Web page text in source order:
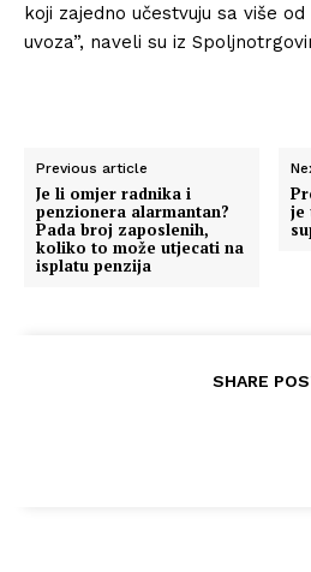
koji zajedno učestvuju sa više
uvoza”, naveli su iz
Previous article
Je li omjer radnika i
penzionera alarmantan?
Pada broj zaposlenih,
koliko to može utjecati na
isplatu penzija
je
SHARE